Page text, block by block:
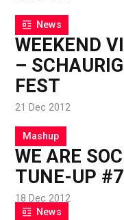
News
WEEKEND
–
FEST
21 Dec 2012
Mashup
WE ARE
TUNE-UP
18 Dec 2012
News